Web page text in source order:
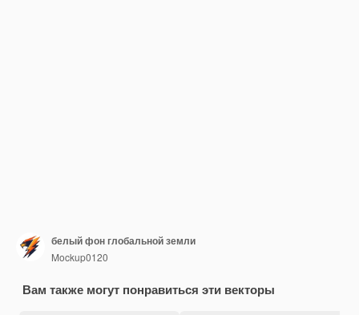
белый фон глобальной земли
Mockup0120
Вам также могут понравиться эти векторы